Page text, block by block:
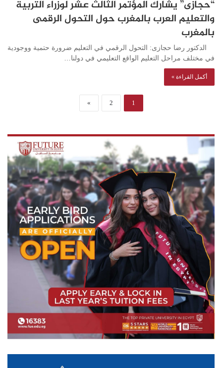
“حجازى” يشارك المؤتمر الثالث عشر لوزراء التربية
والتعليم العرب بالمغرب حول التحول الرقمى
بالمغرب
الدكتور رضا حجازى: التحول الرقمي في التعليم ضرورة حتمية ووجودية
في مختلف مراحل التعليم الواقع التعليمي في دولنا…
أكمل القراءة »
1
2
»